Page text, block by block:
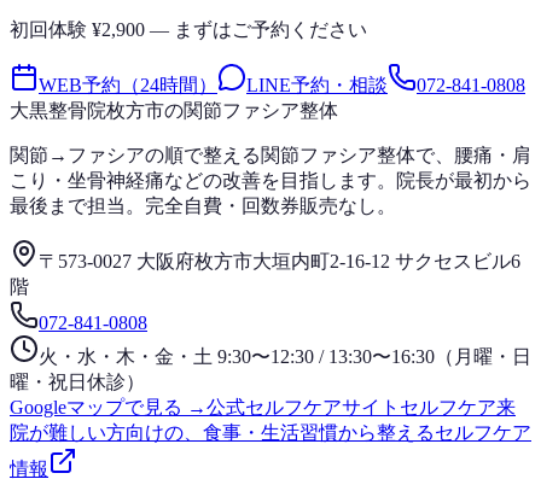
初回体験 ¥2,900 — まずはご予約ください
WEB予約（24時間） LINE予約・相談
072-841-0808
大黒整骨院枚方市の関節ファシア整体
関節→ファシアの順で整える関節ファシア整体で、腰痛・肩
こり・坐骨神経痛などの改善を目指します。院長が最初から
最後まで担当。完全自費・回数券販売なし。
〒573-0027 大阪府枚方市大垣内町2-16-12 サクセスビル6
階
072-841-0808
火・水・木・金・土 9:30〜12:30 / 13:30〜16:30（月曜・日
曜・祝日休診）
Googleマップで見る →公式セルフケアサイト セルフケア来
院が難しい方向けの、食事・生活習慣から整えるセルフケア
情報